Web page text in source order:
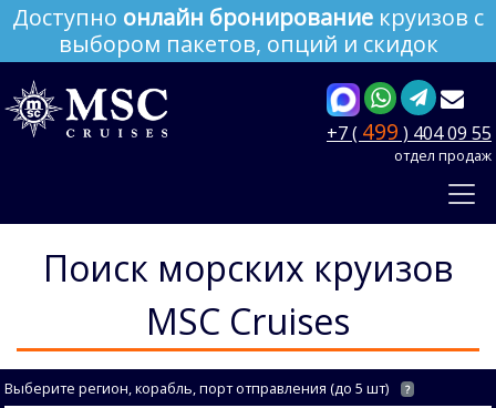
Доступно онлайн бронирование круизов с
выбором пакетов, опций и скидок
+7 ( 499 ) 404 09 55
отдел продаж
Поиск морских круизов
MSC Cruises
Выберите регион, корабль, порт отправления (до 5 шт) ?